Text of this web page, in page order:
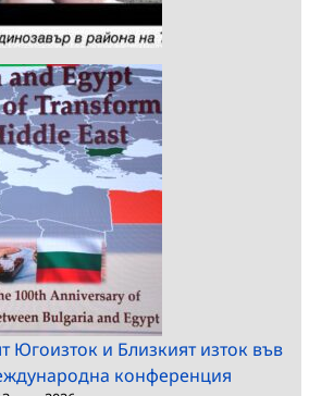
Югоизток и Близкият изток във
конференция